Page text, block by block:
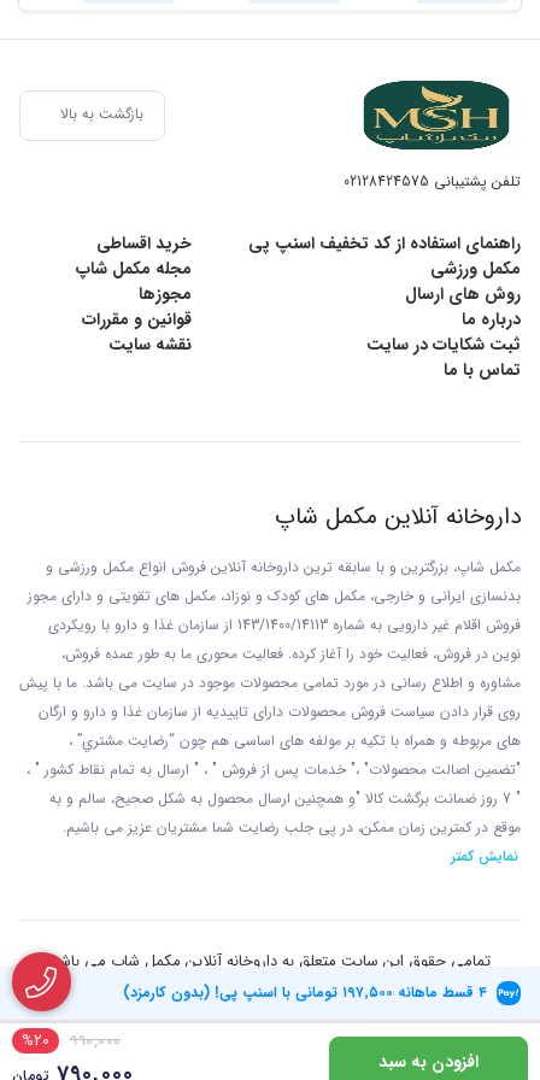
۱۹۷٬۵۰۰ تومانی با اسنپ پی! (بدون کارمزد)
افزودن به سبد
990,000
%20
بازگشت به بالا
تلفن پشتیبانی 02128424575
راهنمای استفاده از کد تخفیف اسنپ پی
خرید اقساطی
مکمل ورزشی
مجله مکمل شاپ
روش های ارسال
مجوزها
درباره ما
قوانین و مقررات
ثبت شکایات در سایت
نقشه سایت
تماس با ما
داروخانه آنلاین مکمل شاپ
مکمل شاپ، بزرگترین و با سابقه ترین داروخانه آنلاین فروش انواع مکمل ورزشی و
بدنسازی ایرانی و خارجی، مکمل های کودک و نوزاد، مکمل های تقویتی و دارای مجوز
فروش اقلام غیر دارویی به شماره 143/1400/14113 از
سازمان غذا و دارو با رويکردی
نوين در فروش، فعاليت خود را آغاز کرده. فعاليت محوری ما به طور عمده فروش،
مشاوره و اطلاع رسانی در مورد تمامی محصولات موجود در سایت می باشد. ما با پيش
روی قرار دادن سياست فروش محصولات دارای تاييديه از سازمان غذا و دارو و ارگان
های مربوطه و همراه با تکيه بر مولفه های اساسی هم چون “رضايت مشتري” ،
"تضمين اصالت محصولات" ،" خدمات پس از فروش " ، " ارسال به تمام نقاط کشور " ،
" 7 روز ضمانت برگشت کالا "و همچنين ارسال محصول به شکل صحيح، سالم و به
موقع در کمترين زمان ممکن، در پی جلب رضايت شما مشتريان عزیز می باشيم.
نمایش کمتر
تمامی حقوق این سایت متعلق به داروخانه آنلاین مکمل شاپ می باشد